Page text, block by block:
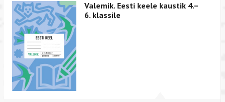
Valemik. Eesti keele kaustik 4.–
6. klassile